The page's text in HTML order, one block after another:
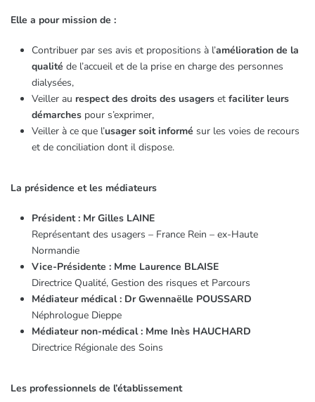
Elle a pour mission de :
Contribuer par ses avis et propositions à l’amélioration de la
qualité de l’accueil et de la prise en charge des personnes
dialysées,
Veiller au respect des droits des usagers et faciliter leurs
démarches pour s’exprimer,
Veiller à ce que l’usager soit informé sur les voies de recours
et de conciliation dont il dispose.
La présidence et les médiateurs
Président : Mr Gilles LAINE
Représentant des usagers – France Rein – ex-Haute
Normandie
Vice-Présidente : Mme Laurence BLAISE
Directrice Qualité, Gestion des risques et Parcours
Médiateur médical : Dr Gwennaëlle POUSSARD
Néphrologue Dieppe
Médiateur non-médical : Mme Inès HAUCHARD
Directrice Régionale des Soins
Les professionnels de l’établissement